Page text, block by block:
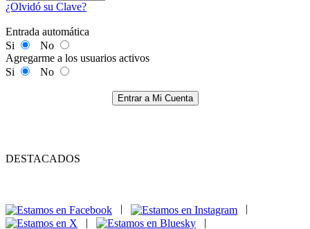
¿Olvidó su Clave?
Entrada automática
Si
No
Agregarme a los usuarios activos
Si
No
Entrar a Mi Cuenta
DESTACADOS
|
|